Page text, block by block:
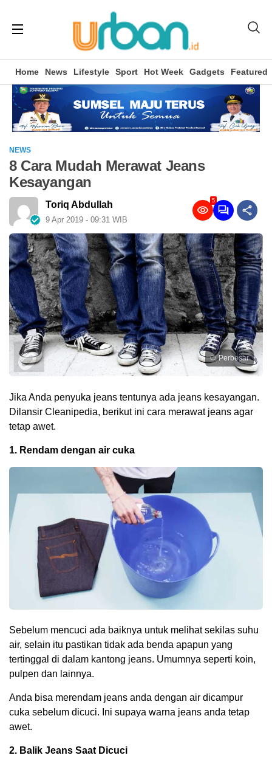
Home News Lifestyle Sport Hot Week Gadgets Featured
NEWS
8 Cara Mudah Merawat Jeans
Kesayangan
Toriq Abdullah
9 Apr 2019 - 09:31 WIB
5
Perbesar
Jika Anda penyuka jeans tentunya ada jeans kesayangan.
Dilansir Cleanipedia, berikut ini cara merawat jeans agar
tetap awet.
1. Rendam dengan air cuka
Sebelum mencuci ada baiknya untuk melihat sekilas suhu
air, selain itu pastikan tidak ada benda apapun yang
tertinggal di dalam kantong jeans. Umumnya seperti koin,
pulpen dan lainnya.
Anda bisa merendam jeans anda dengan air dicampur
cuka sebelum dicuci. Ini supaya warna jeans anda tetap
awet.
2. Balik Jeans Saat Dicuci